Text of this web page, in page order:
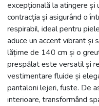
excepțională la atingere și
contracția și asigurând o
respirabil, ideal pentru
aduce un accent vibrant și
lățime de 140 cm și o
prespălat este versatil și
vestimentare fluide și
pantaloni lejeri, fuste. De
interioare, transformând